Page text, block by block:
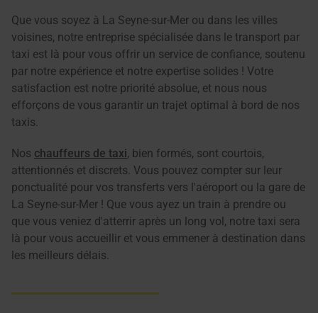
Que vous soyez à La Seyne-sur-Mer ou dans les villes
voisines, notre entreprise spécialisée dans le transport par
taxi est là pour vous offrir un service de confiance, soutenu
par notre expérience et notre expertise solides ! Votre
satisfaction est notre priorité absolue, et nous nous
efforçons de vous garantir un trajet optimal à bord de nos
taxis.
Nos chauffeurs de taxi, bien formés, sont courtois,
attentionnés et discrets. Vous pouvez compter sur leur
ponctualité pour vos transferts vers l'aéroport ou la gare de
La Seyne-sur-Mer ! Que vous ayez un train à prendre ou
que vous veniez d'atterrir après un long vol, notre taxi sera
là pour vous accueillir et vous emmener à destination dans
les meilleurs délais.